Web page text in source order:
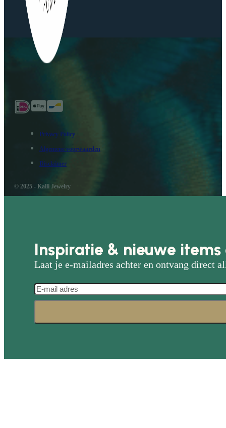
Privacy Policy
Algemene voorwaarden
Disclaimer
© 2025 - Kalli Jewelry
Inspiratie & nieuwe
Laat je e-mailadres achter en ontvang direct